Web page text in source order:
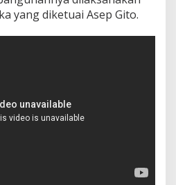
yang diketuai Asep Gito.